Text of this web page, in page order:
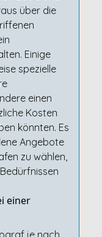
über die
Einige
spezielle
einen
Kosten
könnten. Es
Angebote
zu wählen,
einer
je nach